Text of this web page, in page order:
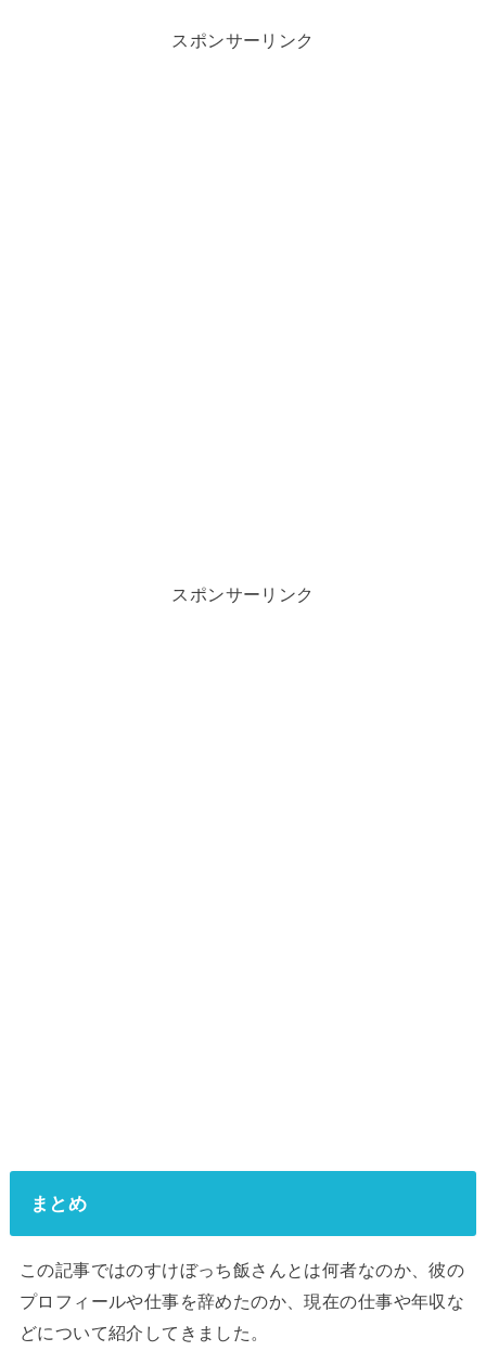
スポンサーリンク
スポンサーリンク
まとめ
この記事ではのすけぼっち飯さんとは何者なのか、彼の
プロフィールや仕事を辞めたのか、現在の仕事や年収な
どについて紹介してきました。